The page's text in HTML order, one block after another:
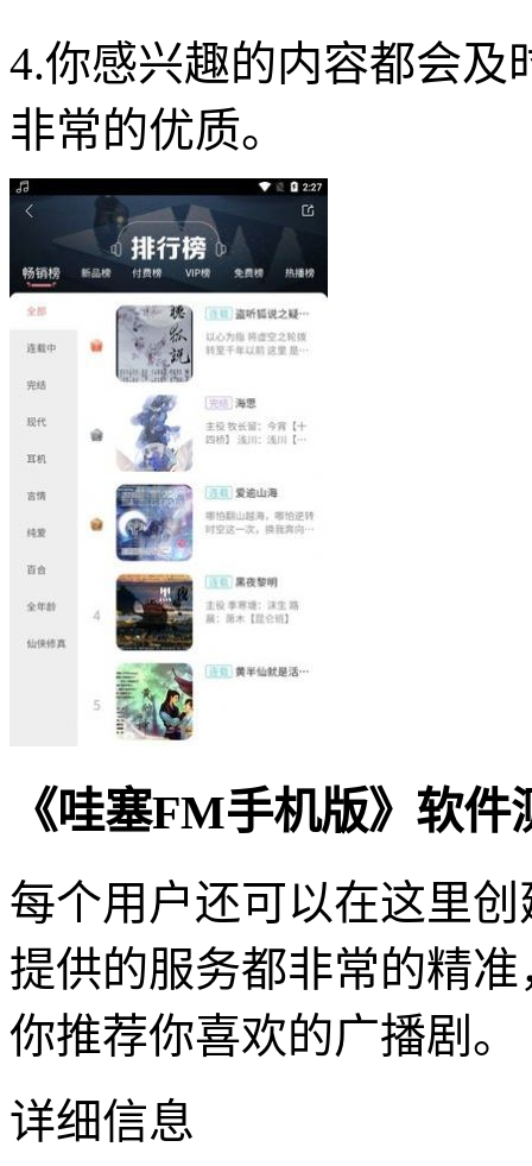
4.你感兴趣的内容都会及
非常的优质。
《哇塞FM手机版》软件
每个用户还可以在这里
提供的服务都非常的精
你推荐你喜欢的广播剧。
详细信息